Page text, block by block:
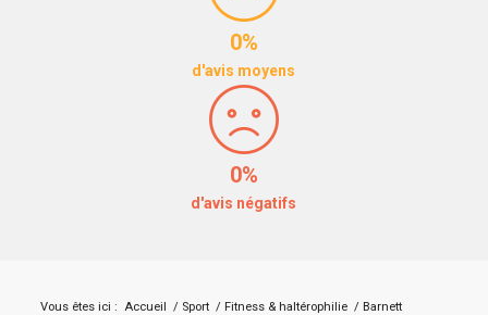
0%
d'avis moyens
0%
d'avis négatifs
Vous êtes ici : Accueil / Sport / Fitness & haltérophilie / Barnett